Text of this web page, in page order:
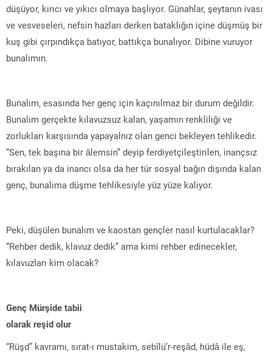
düşüyor, kırıcı ve yıkıcı olmaya başlıyor. Günahlar, şeytanın ivası
ve vesveseleri, nefsin hazları derken bataklığın içine düşmüş bir
kuş gibi çırpındıkça batıyor, battıkça bunalıyor. Dibine vuruyor
bunalımın.
Bunalım, esasında her genç için kaçınılmaz bir durum değildir.
Bunalım gerçekte kılavuzsuz kalan, yaşamın renkliliği ve
zorlukları karşısında yapayalnız olan genci bekleyen tehlikedir.
“Sen, tek başına bir âlemsin” deyip ferdiyetçileştirilen, inançsız
bırakılan ya da inancı olsa da her tür sosyal bağın dışında kalan
genç, bunalıma düşme tehlikesiyle yüz yüze kalıyor.
Peki, düşülen bunalım ve kaostan gençler nasıl kurtulacaklar?
“Rehber dedik, klavuz dedik” ama kimi rehber edinecekler,
kılavuzları kim olacak?
Genç Mürşide tabii
olarak reşid olur
“Rüşd” kavramı, sırat-ı mustakim, sebîlü’r-reşâd, hüdâ ile eş,